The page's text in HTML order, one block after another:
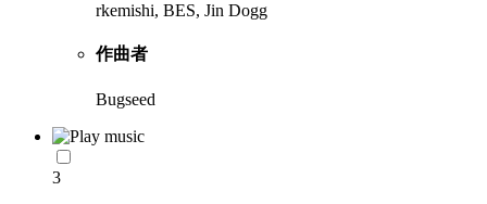
rkemishi, BES, Jin Dogg
作曲者
Bugseed
3